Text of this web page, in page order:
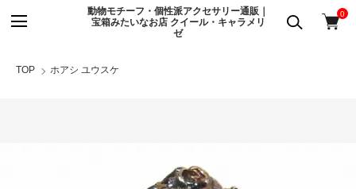
動物モチーフ・個性派アクセサリー通販｜
宝箱みたいなお店 クイール・キャラメリ
ゼ
0
TOP ホアシ ユウスケ